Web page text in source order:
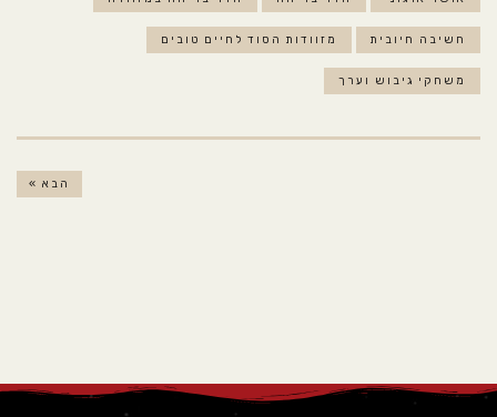
חשיבה חיובית מזוודות הסוד לחיים טובים
משחקי גיבוש וערך
הבא »